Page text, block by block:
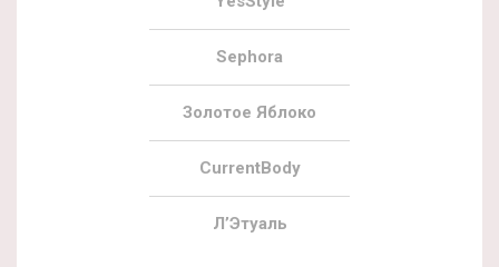
Sephora
Золотое Яблоко
CurrentBody
Л’Этуаль